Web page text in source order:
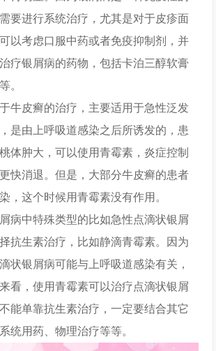
要进行系统治疗，尤其是对于皮疹面
以考虑口服中药或者免疫抑制剂，并
疗银屑病的药物，包括卡泊三醇软膏
。
牛皮癣的治疗，主要适用于急性泛发
是由上呼吸道感染之后所诱发的，患
体肿大，可以使用青霉素，炎症控制
快消退。但是，大部分牛皮癣的患者
，这个时候用青霉素没有作用。
病中特殊类型的比如急性点滴状银屑
抗生素治疗，比如静滴青霉素。因为
状银屑病可能与上呼吸道感染有关，
看，使用青霉素可以治疗点滴状银屑
能单靠抗生素治疗，一定要结合其它
统用药、物理治疗等等。